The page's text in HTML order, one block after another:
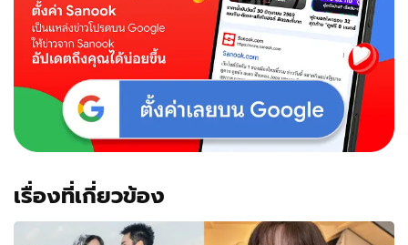
เซ็กซี่
มอง
ข้าง
ซี๊ด
เรื่องที่เกี่ยวข้อง